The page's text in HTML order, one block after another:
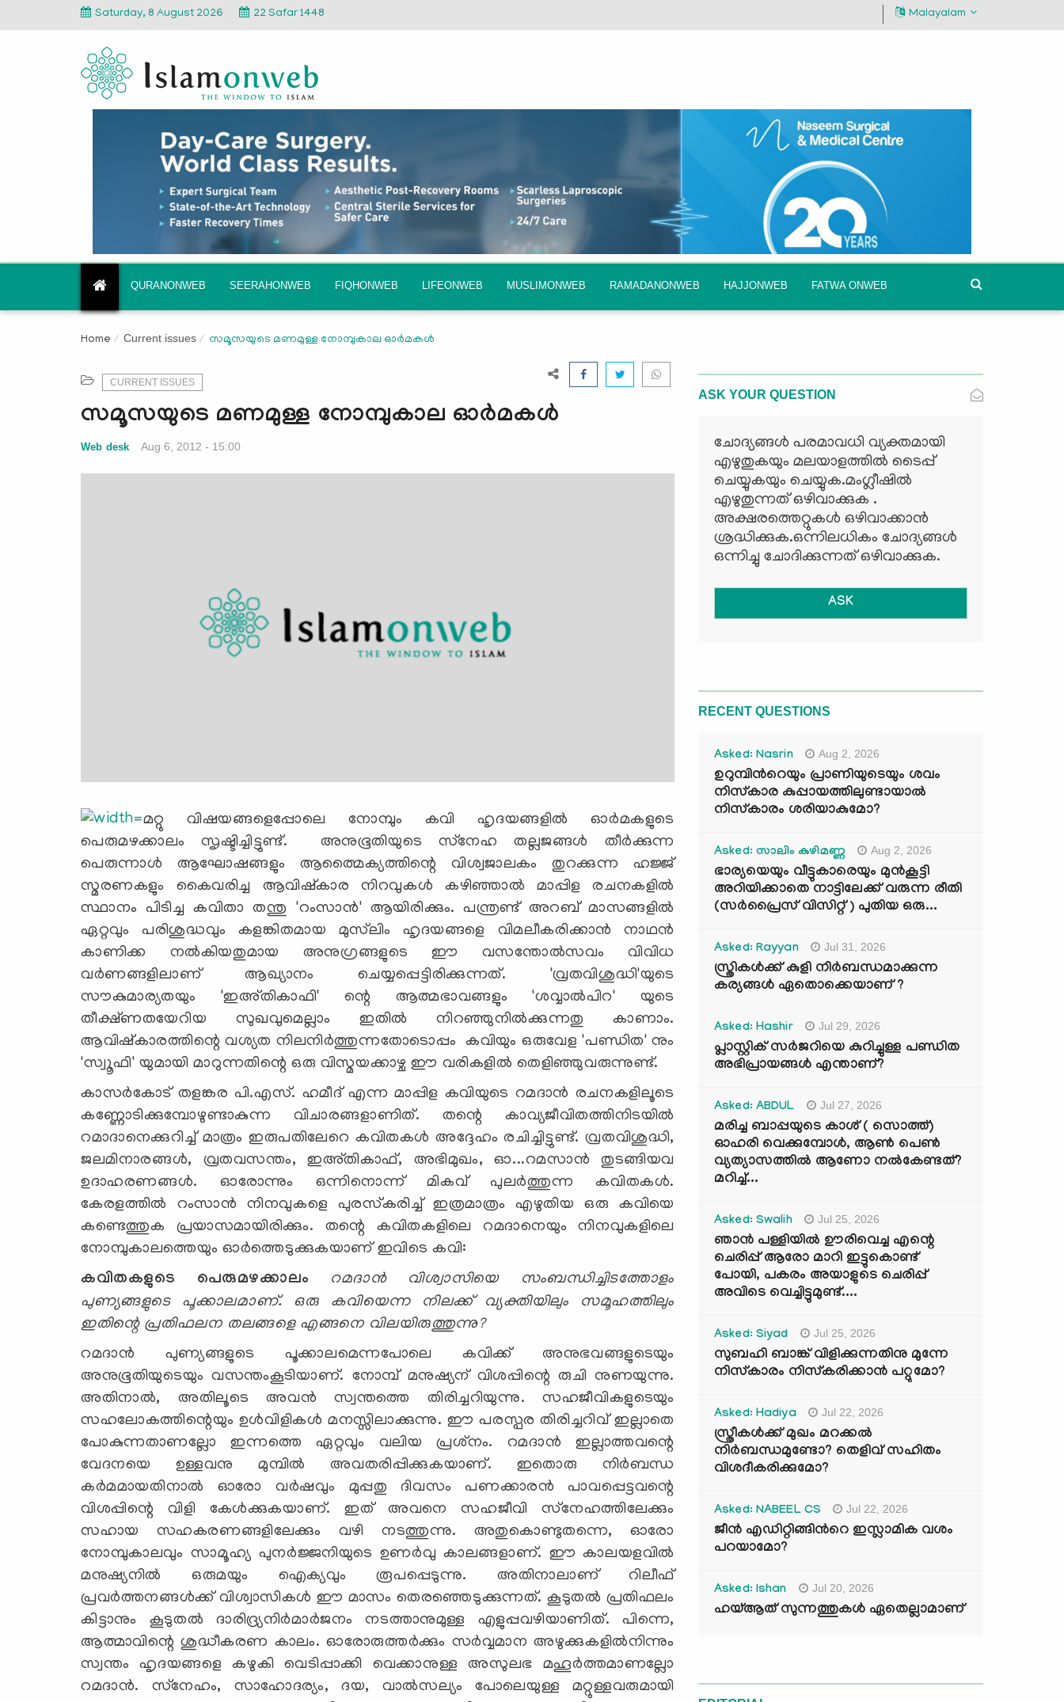
Saturday, 8 August 2026 22 Safar 1448 Malayalam
QURANONWEB SEERAHONWEB FIQHONWEB LIFEONWEB MUSLIMONWEB RAMADANONWEB HAJJONWEB FATWA ONWEB
Home Current issues സമൂസയുടെ മണമുള്ള നോമ്പുകാല ഓര്‍മകള്‍
CURRENT ISSUES
സമൂസയുടെ മണമുള്ള നോമ്പുകാല ഓര്‍മകള്‍
Web desk Aug 6, 2012 - 15:00
മറ്റു വിഷയങ്ങളെപ്പോലെ നോമ്പും കവി ഹൃദയങ്ങളില്‍ ഓര്‍മകളുടെ
പെരുമഴക്കാലം സൃഷ്ടിച്ചിട്ടുണ്ട്. അനുഭൂതിയുടെ സ്‌നേഹ തല്ലജങ്ങള്‍ തീര്‍ക്കുന്ന
പെരുന്നാള്‍ ആഘോഷങ്ങളും ആത്മൈക്യത്തിന്റെ വിശ്വജാലകം തുറക്കുന്ന ഹജ്ജ്
സ്മരണകളും കൈവരിച്ച ആവിഷ്‌കാര നിറവുകള്‍ കഴിഞ്ഞാല്‍ മാപ്പിള രചനകളില്‍
സ്ഥാനം പിടിച്ച കവിതാ തന്തു 'റംസാന്‍' ആയിരിക്കും. പന്ത്രണ്ട് അറബ് മാസങ്ങളില്‍
ഏറ്റവും പരിശുദ്ധവും കളങ്കിതമായ മുസ്‌ലിം ഹൃദയങ്ങളെ വിമലീകരിക്കാന്‍ നാഥന്‍
കാണിക്ക നല്‍കിയതുമായ അനുഗ്രങ്ങളുടെ ഈ വസന്തോല്‍സവം വിവിധ
വര്‍ണങ്ങളിലാണ് ആഖ്യാനം ചെയ്യപ്പെട്ടിരിക്കുന്നത്. 'വ്രതവിശുദ്ധി'യുടെ
സൗകുമാര്യതയും 'ഇഅ്തികാഫി' ന്റെ ആത്മഭാവങ്ങളും 'ശവ്വാല്‍പിറ' യുടെ
തീക്ഷ്ണതയേറിയ സുഖവുമെല്ലാം ഇതില്‍ നിറഞ്ഞുനില്‍ക്കുന്നതു കാണാം.
ആവിഷ്‌കാരത്തിന്റെ വശ്യത നിലനിര്‍ത്തുന്നതോടൊപ്പം കവിയും ഒരുവേള 'പണ്ഡിത' നും
'സ്വൂഫി' യുമായി മാറുന്നതിന്റെ ഒരു വിസ്മയക്കാഴ്ച ഈ വരികളില്‍ തെളിഞ്ഞുവരുന്നുണ്ട്.
കാസര്‍കോട് തളങ്കര പി.എസ്. ഹമീദ് എന്ന മാപ്പിള കവിയുടെ റമദാന്‍ രചനകളിലൂടെ
കണ്ണോടിക്കുമ്പോഴുണ്ടാകുന്ന വിചാരങ്ങളാണിത്. തന്റെ കാവ്യജീവിതത്തിനിടയില്‍
റമാദാനെക്കുറിച്ച് മാത്രം ഇരുപതിലേറെ കവിതകള്‍ അദ്ദേഹം രചിച്ചിട്ടുണ്ട്. വ്രതവിശുദ്ധി,
ജലമിനാരങ്ങള്‍, വ്രതവസന്തം, ഇഅ്തികാഫ്, അഭിമുഖം, ഓ...റമസാന്‍ തുടങ്ങിയവ
ഉദാഹരണങ്ങള്‍. ഓരോന്നും ഒന്നിനൊന്ന് മികവ് പുലര്‍ത്തുന്ന കവിതകള്‍.
കേരളത്തില്‍ റംസാന്‍ നിനവുകളെ പുരസ്‌കരിച്ച് ഇത്രമാത്രം എഴുതിയ ഒരു കവിയെ
കണ്ടെത്തുക പ്രയാസമായിരിക്കും. തന്റെ കവിതകളിലെ റമദാനെയും നിനവുകളിലെ
നോമ്പുകാലത്തെയും ഓര്‍ത്തെടുക്കുകയാണ് ഇവിടെ കവി:
കവിതകളുടെ പെരുമഴക്കാലം
റമദാന്‍ വിശ്വാസിയെ സംബന്ധിച്ചിടത്തോളം
പുണ്യങ്ങളുടെ പൂക്കാലമാണ്. ഒരു കവിയെന്ന നിലക്ക് വ്യക്തിയിലും സമൂഹത്തിലും
ഇതിന്റെ പ്രതിഫലന തലങ്ങളെ എങ്ങനെ വിലയിരുത്തുന്നു?
റമദാന്‍ പുണ്യങ്ങളുടെ പൂക്കാലമെന്നപോലെ കവിക്ക് അനുഭവങ്ങളുടെയും
അനുഭൂതിയുടെയും വസന്തംകൂടിയാണ്. നോമ്പ് മനുഷ്യന് വിശപ്പിന്റെ രുചി നുണയുന്നു.
അതിനാല്‍, അതിലൂടെ അവന്‍ സ്വന്തത്തെ തിരിച്ചറിയുന്നു. സഹജീവികളുടെയും
സഹലോകത്തിന്റെയും ഉള്‍വിളികള്‍ മനസ്സിലാക്കുന്നു. ഈ പരസ്പര തിരിച്ചറിവ് ഇല്ലാതെ
പോകുന്നതാണല്ലോ ഇന്നത്തെ ഏറ്റവും വലിയ പ്രശ്‌നം. റമദാന്‍ ഇല്ലാത്തവന്റെ
വേദനയെ ഉള്ളവനു മുമ്പില്‍ അവതരിപ്പിക്കുകയാണ്. ഇതൊരു നിര്‍ബന്ധ
കര്‍മമായതിനാല്‍ ഓരോ വര്‍ഷവും മുപ്പതു ദിവസം പണക്കാരന്‍ പാവപ്പെട്ടവന്റെ
വിശപ്പിന്റെ വിളി കേള്‍ക്കുകയാണ്. ഇത് അവനെ സഹജീവി സ്‌നേഹത്തിലേക്കും
സഹായ സഹകരണങ്ങളിലേക്കും വഴി നടത്തുന്നു. അതുകൊണ്ടുതന്നെ, ഓരോ
നോമ്പുകാലവും സാമൂഹ്യ പുനര്‍ജ്ജനിയുടെ ഉണര്‍വു കാലങ്ങളാണ്. ഈ കാലയളവില്‍
മനുഷ്യനില്‍ ഒരുമയും ഐക്യവും രൂപപ്പെടുന്നു. അതിനാലാണ് റിലീഫ്
പ്രവര്‍ത്തനങ്ങള്‍ക്ക് വിശ്വാസികള്‍ ഈ മാസം തെരഞ്ഞെടുക്കുന്നത്. കൂടുതല്‍ പ്രതിഫലം
കിട്ടാനും കൂടുതല്‍ ദാരിദ്ര്യനിര്‍മാര്‍ജനം നടത്താനുമുള്ള എളുപ്പവഴിയാണിത്. പിന്നെ,
ആത്മാവിന്റെ ശുദ്ധീകരണ കാലം. ഓരോരുത്തര്‍ക്കും സര്‍വ്വമാന അഴുക്കുകളില്‍നിന്നും
സ്വന്തം ഹൃദയങ്ങളെ കഴുകി വെടിപ്പാക്കി വെക്കാനുള്ള അസുലഭ മഹൂര്‍ത്തമാണല്ലോ
റമദാന്‍. സ്‌നേഹം, സാഹോദര്യം, ദയ, വാല്‍സല്യം പോലെയുള്ള മറ്റുള്ളവരുമായി
ASK YOUR QUESTION
ചോദ്യങ്ങള്‍ പരമാവധി വ്യക്തമായി
എഴുതുകയും മലയാളത്തില്‍ ടൈപ്പ്
ചെയ്യുകയും ചെയ്യുക.മംഗ്ലീഷില്‍
എഴുതുന്നത് ഒഴിവാക്കുക .
അക്ഷരത്തെറ്റുകള്‍ ഒഴിവാക്കാന്‍
ശ്രദ്ധിക്കുക.ഒന്നിലധികം ചോദ്യങ്ങള്‍
ഒന്നിച്ചു ചോദിക്കുന്നത് ഒഴിവാക്കുക.
ASK
RECENT QUESTIONS
Asked: Nasrin Aug 2, 2026
ഉറുമ്പിന്‍റെയും പ്രാണിയുടെയും ശവം
നിസ്കാര കുപ്പായത്തിലുണ്ടായാൽ
നിസ്കാരം ശരിയാകുമോ?
Asked: സാലിം കുഴിമണ്ണ Aug 2, 2026
ഭാര്യയെയും വീട്ടുകാരെയും മുൻകൂട്ടി
അറിയിക്കാതെ നാട്ടിലേക്ക് വരുന്ന രീതി
(സർപ്രൈസ് വിസിറ്റ് ) പുതിയ ഒരു...
Asked: Rayyan Jul 31, 2026
സ്ത്രികൾക്ക് കുളി നിർബന്ധമാക്കുന്ന
കര്യങ്ങൾ ഏതൊക്കെയാണ് ?
Asked: Hashir Jul 29, 2026
പ്ലാസ്റ്റിക് സർജറിയെ കുറിച്ചുള്ള പണ്ഡിത
അഭിപ്രായങ്ങൾ എന്താണ്?
Asked: ABDUL Jul 27, 2026
മരിച്ച ബാപ്പയുടെ കാശ് ( സൊത്ത്)
ഓഹരി വെക്കുമ്പോൾ, ആണ്‍ പെണ്‍
വ്യത്യാസത്തില്‍ ആണോ നല്‍കേണ്ടത്?
മറിച്ച്...
Asked: Swalih Jul 25, 2026
ഞാൻ പള്ളിയിൽ ഊരിവെച്ച എന്റെ
ചെരിപ്പ് ആരോ മാറി ഇട്ടുകൊണ്ട്
പോയി, പകരം അയാളുടെ ചെരിപ്പ്
അവിടെ വെച്ചിട്ടുമുണ്ട്....
Asked: Siyad Jul 25, 2026
സുബഹി ബാങ്ക് വിളിക്കുന്നതിനു മുന്നേ
നിസ്കാരം നിസ്കരിക്കാൻ പറ്റുമോ?
Asked: Hadiya Jul 22, 2026
സ്ത്രീകൾക്ക് മുഖം മറക്കൽ
നിർബന്ധമുണ്ടോ? തെളിവ് സഹിതം
വിശദീകരിക്കുമോ?
Asked: NABEEL CS Jul 22, 2026
ജീൻ എഡിറ്റിങ്ങിന്‍റെ ഇസ്ലാമിക വശം
പറയാമോ?
Asked: Ishan Jul 20, 2026
ഹയ്ആത് സുന്നത്തുകൾ ഏതെല്ലാമാണ്